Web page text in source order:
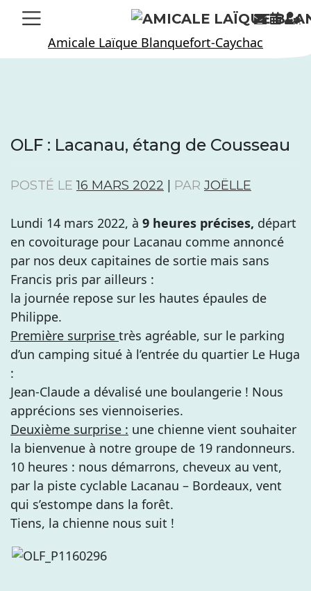
Skip
Amicale Laïque Blanquefort-Caychac
OLF : Lacanau, étang de Cousseau
POSTÉ LE16 MARS 2022 PAR JOËLLE
Lundi 14 mars 2022, à 9 heures précises, départ
en covoiturage pour Lacanau comme annoncé
par nos deux capitaines de sortie mais sans
Francis pris par ailleurs :
la journée repose sur les hautes épaules de
Philippe.
Première surprise très agréable, sur le parking
d’un camping situé à l’entrée du quartier Le Huga
:
Jean-Claude a dévalisé une boulangerie ! Nous
apprécions ses viennoiseries.
Deuxième surprise : une chienne vient souhaiter
la bienvenue à notre groupe de 19 randonneurs.
10 heures : nous démarrons, cheveux au vent,
par la piste cyclable Lacanau – Bordeaux, vent
qui s’estompe dans la forêt.
Tiens, la chienne nous suit !